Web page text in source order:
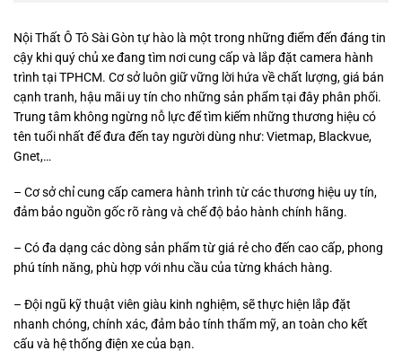
Nội Thất Ô Tô Sài Gòn tự hào là một trong những điểm đến đáng tin
cậy khi quý chủ xe đang tìm nơi cung cấp và lắp đặt camera hành
trình tại TPHCM. Cơ sở luôn giữ vững lời hứa về chất lượng, giá bán
cạnh tranh, hậu mãi uy tín cho những sản phẩm tại đây phân phối.
Trung tâm không ngừng nỗ lực để tìm kiếm những thương hiệu có
tên tuổi nhất để đưa đến tay người dùng như: Vietmap, Blackvue,
Gnet,…
– Cơ sở chỉ cung cấp camera hành trình từ các thương hiệu uy tín,
đảm bảo nguồn gốc rõ ràng và chế độ bảo hành chính hãng.
– Có đa dạng các dòng sản phẩm từ giá rẻ cho đến cao cấp, phong
phú tính năng, phù hợp với nhu cầu của từng khách hàng.
– Đội ngũ kỹ thuật viên giàu kinh nghiệm, sẽ thực hiện lắp đặt
nhanh chóng, chính xác, đảm bảo tính thẩm mỹ, an toàn cho kết
cấu và hệ thống điện xe của bạn.